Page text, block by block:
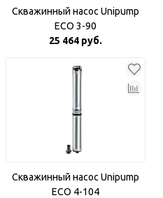
Скважинный насос Unipump
ECO 3-90
25 464 руб.
Скважинный насос Unipump
ECO 4-104